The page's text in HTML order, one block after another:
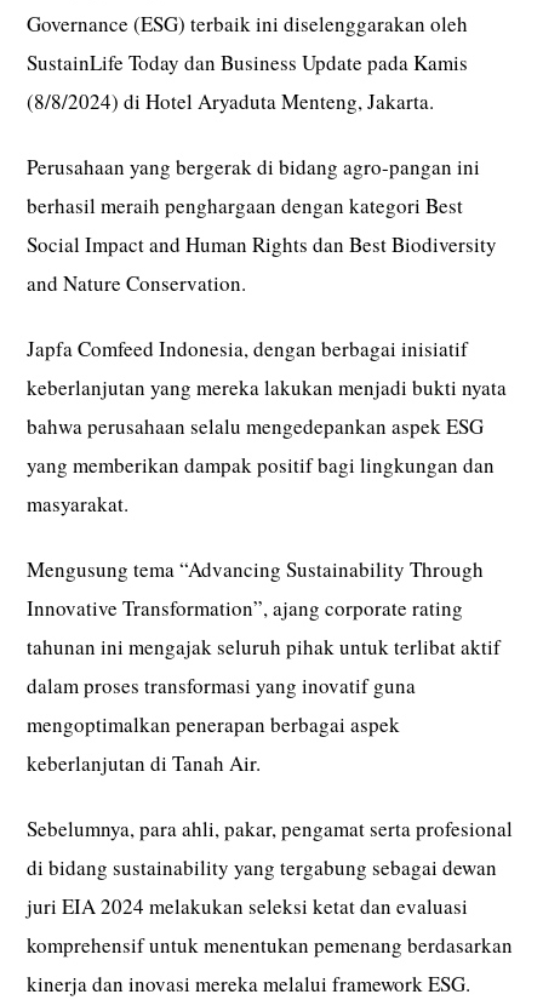
Governance (ESG) terbaik ini diselenggarakan oleh
SustainLife Today dan Business Update pada Kamis
(8/8/2024) di Hotel Aryaduta Menteng, Jakarta.
Perusahaan yang bergerak di bidang agro-pangan ini
berhasil meraih penghargaan dengan kategori Best
Social Impact and Human Rights dan Best Biodiversity
and Nature Conservation.
Japfa Comfeed Indonesia, dengan berbagai inisiatif
keberlanjutan yang mereka lakukan menjadi bukti nyata
bahwa perusahaan selalu mengedepankan aspek ESG
yang memberikan dampak positif bagi lingkungan dan
masyarakat.
Mengusung tema “Advancing Sustainability Through
Innovative Transformation”, ajang corporate rating
tahunan ini mengajak seluruh pihak untuk terlibat aktif
dalam proses transformasi yang inovatif guna
mengoptimalkan penerapan berbagai aspek
keberlanjutan di Tanah Air.
Sebelumnya, para ahli, pakar, pengamat serta profesional
di bidang sustainability yang tergabung sebagai dewan
juri EIA 2024 melakukan seleksi ketat dan evaluasi
komprehensif untuk menentukan pemenang berdasarkan
kinerja dan inovasi mereka melalui framework ESG.